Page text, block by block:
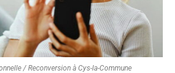
/ Reconversion à Cys-la-Commune